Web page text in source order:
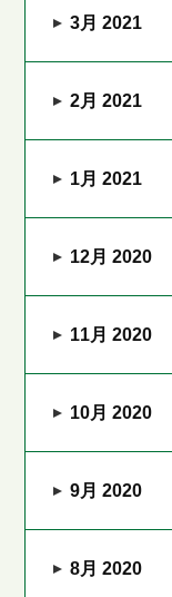
3月 2021
2月 2021
1月 2021
12月 2020
11月 2020
10月 2020
9月 2020
8月 2020